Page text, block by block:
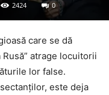
2424 0
care se dă
atrage locuitorii
lor false.
este deja